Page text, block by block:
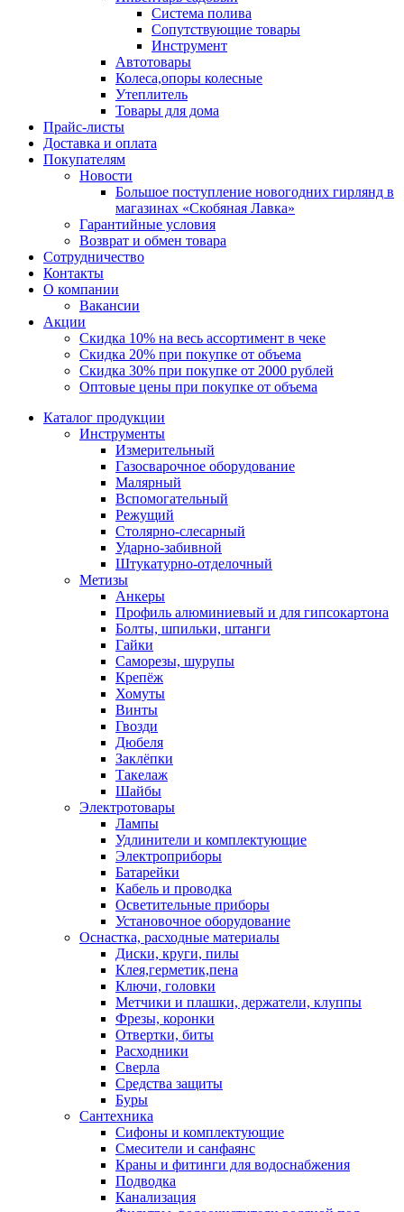
Система полива
Сопутствующие товары
Инструмент
Автотовары
Колеса,опоры колесные
Утеплитель
Товары для дома
Прайс-листы
Доставка и оплата
Покупателям
Новости
Большое поступление новогодних гирлянд в
магазинах «Скобяная Лавка»
Гарантийные условия
Возврат и обмен товара
Сотрудничество
Контакты
О компании
Вакансии
Акции
Скидка 10% на весь ассортимент в чеке
Скидка 20% при покупке от объема
Скидка 30% при покупке от 2000 рублей
Оптовые цены при покупке от объема
Каталог продукции
Инструменты
Измерительный
Газосварочное оборудование
Малярный
Вспомогательный
Режущий
Столярно-слесарный
Ударно-забивной
Штукатурно-отделочный
Метизы
Анкеры
Профиль алюминиевый и для гипсокартона
Болты, шпильки, штанги
Гайки
Саморезы, шурупы
Крепёж
Хомуты
Винты
Гвозди
Дюбеля
Заклёпки
Такелаж
Шайбы
Электротовары
Лампы
Удлинители и комплектующие
Электроприборы
Батарейки
Кабель и проводка
Осветительные приборы
Установочное оборудование
Оснастка, расходные материалы
Диски, круги, пилы
Клея,герметик,пена
Ключи, головки
Метчики и плашки, держатели, клуппы
Фрезы, коронки
Отвертки, биты
Расходники
Сверла
Средства защиты
Буры
Сантехника
Сифоны и комплектующие
Смесители и санфаянс
Краны и фитинги для водоснабжения
Подводка
Канализация